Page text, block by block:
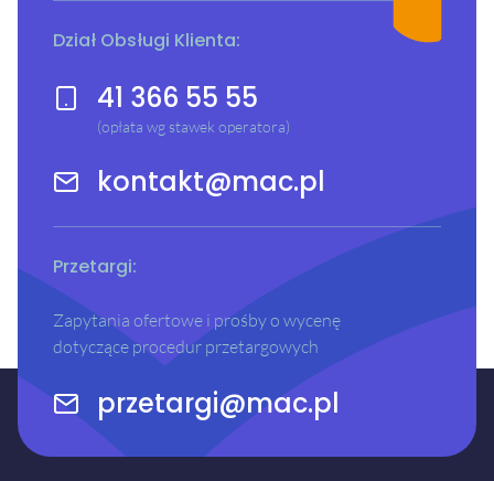
Dział Obsługi Klienta:
41 366 55 55
(opłata wg stawek operatora)
kontakt@mac.pl
Przetargi:
Zapytania ofertowe i prośby o wycenę
dotyczące procedur przetargowych
przetargi@mac.pl